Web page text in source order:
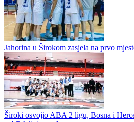
Jahorini poštovanje, Borcu bodovi
Široki
0 0